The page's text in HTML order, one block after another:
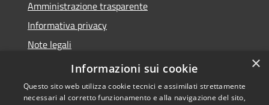
Amministrazione trasparente
Informativa privacy
Note legali
Dichiarazione di accessibilità
×
Informazioni sui cookie
Questo sito web utilizza cookie tecnici e assimilati strettamente
necessari al corretto funzionamento e alla navigazione del sito,